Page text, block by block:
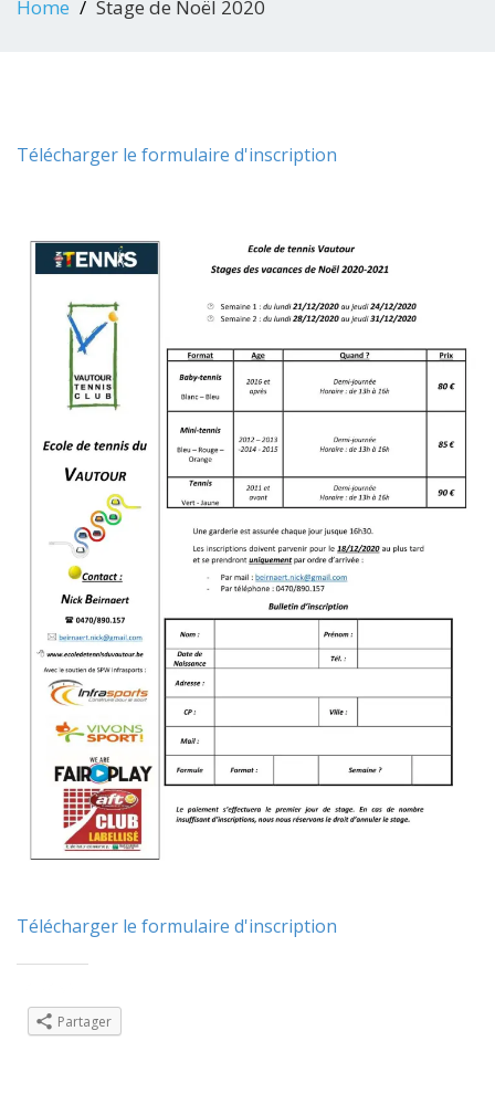
Home Stage de Noël 2020
Télécharger le formulaire d'inscription
Télécharger le formulaire d'inscription
Partager